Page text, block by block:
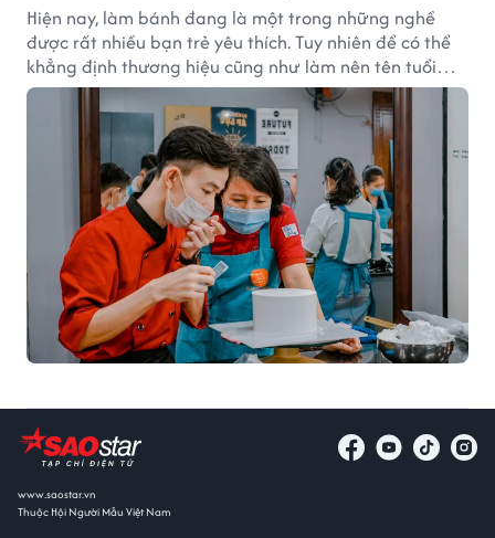
Hiện nay, làm bánh đang là một trong những nghề
được rất nhiều bạn trẻ yêu thích. Tuy nhiên để có thể
khẳng định thương hiệu cũng như làm nên tên tuổi
trong lĩnh vực này là không hề dễ. Và hành trình làm
nên tên tuổi trong ngành làm bánh của Hiệu Bánh Chú
Công là một ví dụ.
www.saostar.vn
Thuộc Hội Người Mẫu Việt Nam